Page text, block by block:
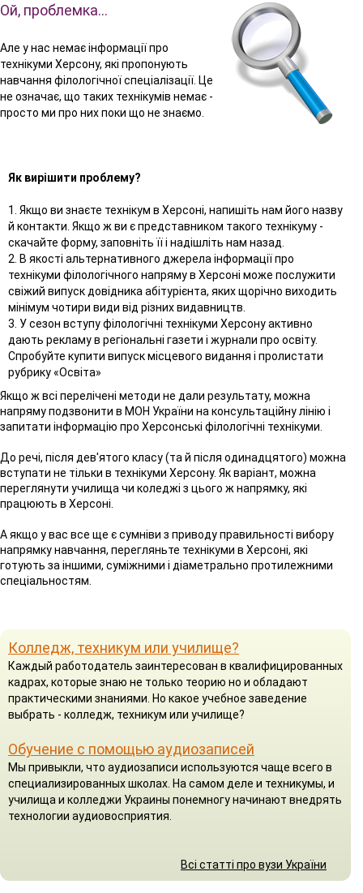
Ой, проблемка…
Але у нас немає інформації про
технікуми Херсону, які пропонують
навчання філологічної спеціалізації. Це
не означає, що таких технікумів немає -
просто ми про них поки що не знаємо.
Як вирішити проблему?
1. Якщо ви знаєте технікум в Херсоні, напишіть нам його назву
й контакти. Якщо ж ви є представником такого технікуму -
скачайте форму, заповніть її і надішліть нам назад.
2. В якості альтернативного джерела інформації про
технікуми філологічного напряму в Херсоні може послужити
свіжий випуск довідника абітурієнта, яких щорічно виходить
мінімум чотири види від різних видавництв.
3. У сезон вступу філологічні технікуми Херсону активно
дають рекламу в регіональні газети і журнали про освіту.
Спробуйте купити випуск місцевого видання і пролистати
рубрику «Освіта»
Якщо ж всі перелічені методи не дали результату, можна
напряму подзвонити в МОН України на консультаційну лінію і
запитати інформацію про Херсонські філологічні технікуми.
До речі, після дев'ятого класу (та й після одинадцятого) можна
вступати не тільки в технікуми Херсону. Як варіант, можна
переглянути училища чи коледжі з цього ж напрямку, які
працюють в Херсоні.
А якщо у вас все ще є сумніви з приводу правильності вибору
напрямку навчання, перегляньте технікуми в Херсоні, які
готують за іншими, суміжними і діаметрально протилежними
спеціальностям.
Колледж, техникум или училище?
Каждый работодатель заинтересован в квалифицированных
кадрах, которые знаю не только теорию но и обладают
практическими знаниями. Но какое учебное заведение
выбрать - колледж, техникум или училище?
Обучение с помощью аудиозаписей
Мы привыкли, что аудиозаписи используются чаще всего в
специализированных школах. На самом деле и техникумы, и
училища и колледжи Украины понемногу начинают внедрять
технологии аудиовосприятия.
Всі статті про вузи України